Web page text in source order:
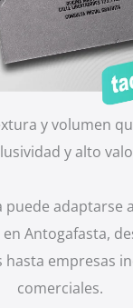
y volumen
y alto
puede adaptarse
Antogafasta,
hasta empresas
comerciales.